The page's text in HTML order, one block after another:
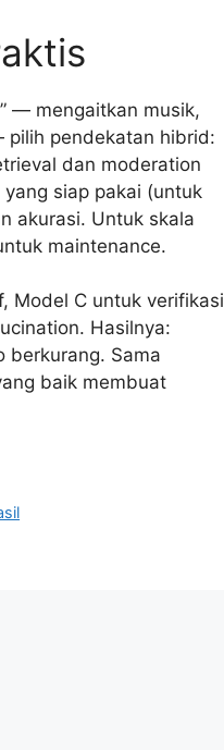
— mengaitkan musik,
pendekatan hibrid:
dan moderation
siap pakai (untuk
akurasi. Untuk skala
maintenance.
Model C untuk verifikasi
Hasilnya:
berkurang. Sama
baik membuat